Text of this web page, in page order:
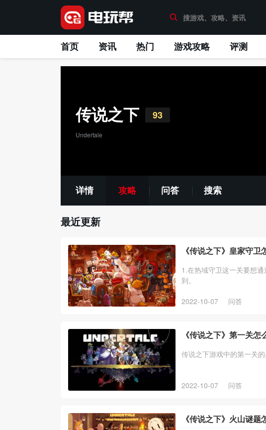
首页 资讯 热门 游戏攻略 评测
传说之下 93
Undertale
详情 攻略 问答 搜索
最近更新
《传说之下》皇家守卫
1.在热域守卫这一关要想
到。
2022-10-07 问答
《传说之下》第一关怎
传说之下游戏中的第一关
2022-10-07 问答
《传说之下》火山谜题